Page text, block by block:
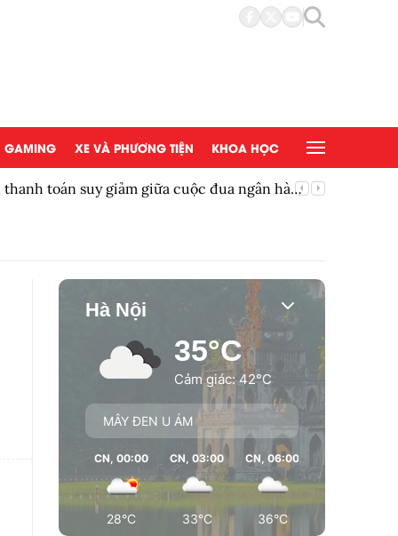
GAMING XE VÀ PHƯƠNG TIỆN KHOA HỌC
toán suy giảm giữa cuộc đua ngân hàng
Hà Nội
35°C
Cảm giác: 42°C
MÂY ĐEN U ÁM
CN, 00:00
28°C
CN, 03:00
33°C
CN, 06:00
36°C